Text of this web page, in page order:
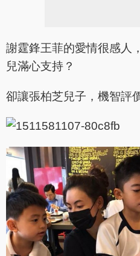
謝霆鋒王菲的愛情很感人
兒滿心支持？
卻讓張柏芝兒子，機智評